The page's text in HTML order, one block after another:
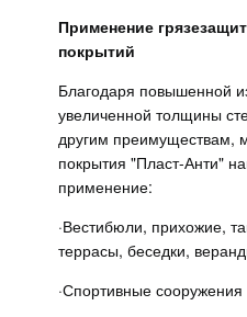
Применение
покрытий
Благодаря повышенной
увеличенной толщины
другим преимуществам,
покрытия "Пласт-Анти"
применение:
·Вестибюли, прихожие,
террасы, беседки,
·Спортивные